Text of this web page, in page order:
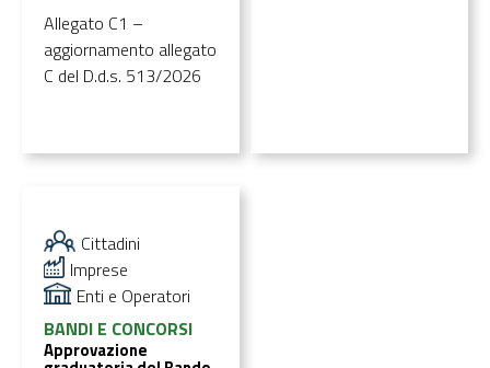
Allegato C1 –
aggiornamento allegato
C del D.d.s. 513/2026
Cittadini
Imprese
Enti e Operatori
BANDI E CONCORSI
Approvazione